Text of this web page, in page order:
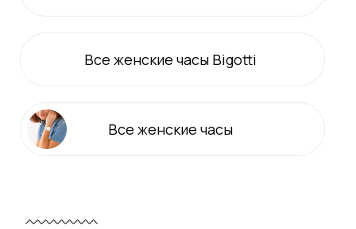
Все женские часы Bigotti
Все женские часы